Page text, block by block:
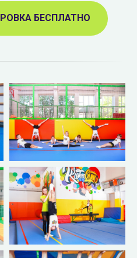
БЕСПЛАТНО